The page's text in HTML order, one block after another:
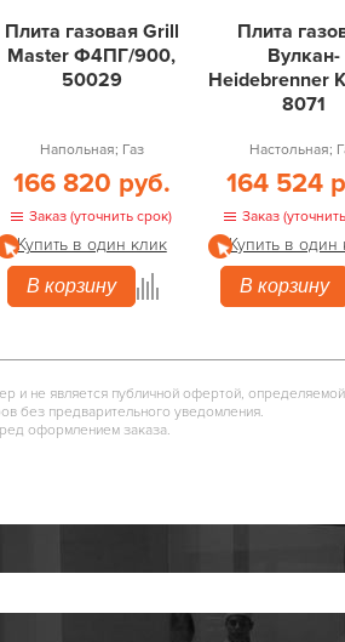
Плита газовая Grill
Master Ф4ПГ/900,
50029
Напольная; Газ
166 820 руб.
Заказ (уточнить срок)
Купить в один клик
В корзину
Плита
Вулкан-
Heidebrenner
8071
Настольная;
164 524
Заказ
Купить в один
В корзину
и не является публичной офертой,
без предварительного уведомления.
оформлением заказа.